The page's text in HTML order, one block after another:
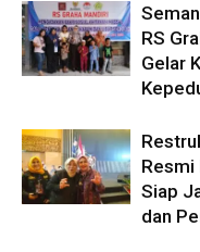
RS
Gelar
Resmi
Siap
dan